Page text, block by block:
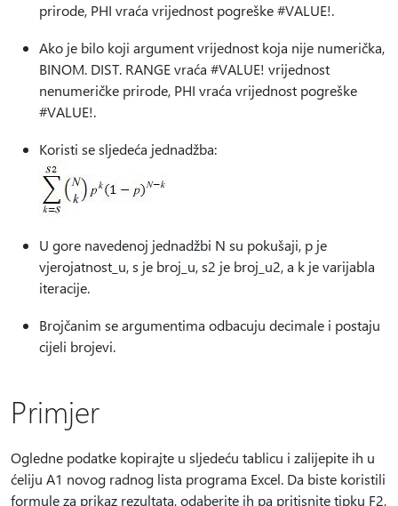
prirode, PHI vraća vrijednost pogreške #VALUE!.
Ako je bilo koji argument vrijednost koja nije numerička,
BINOM. DIST. RANGE vraća #VALUE! vrijednost
nenumeričke prirode, PHI vraća vrijednost pogreške
#VALUE!.
Koristi se sljedeća jednadžba:
U gore navedenoj jednadžbi N su pokušaji, p je
vjerojatnost_u, s je broj_u, s2 je broj_u2, a k je varijabla
iteracije.
Brojčanim se argumentima odbacuju decimale i postaju
cijeli brojevi.
Primjer
Ogledne podatke kopirajte u sljedeću tablicu i zalijepite ih u
ćeliju A1 novog radnog lista programa Excel. Da biste koristili
formule za prikaz rezultata, odaberite ih pa pritisnite tipku F2,